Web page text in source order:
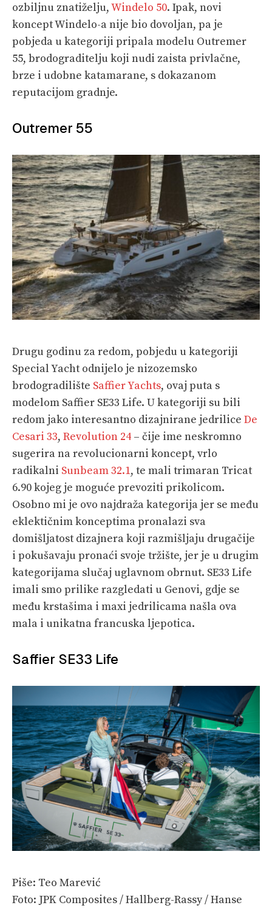
ozbiljnu znatiželju,Windelo 50. Ipak, novi
koncept Windelo-a nije bio dovoljan, pa je
pobjeda u kategoriji pripala modelu Outremer
55, brodograditelju koji nudi zaista privlačne,
brze i udobne katamarane, s dokazanom
reputacijom gradnje.
Outremer 55
Drugu godinu za redom, pobjedu u kategoriji
Special Yacht odnijelo je nizozemsko
brodogradilište Saffier Yachts, ovaj puta s
modelom Saffier SE33 Life. U kategoriji su bili
redom jako interesantno dizajnirane jedrilice De
Cesari 33, Revolution 24 – čije ime neskromno
sugerira na revolucionarni koncept, vrlo
radikalni Sunbeam 32.1, te mali trimaran Tricat
6.90 kojeg je moguće prevoziti prikolicom.
Osobno mi je ovo najdraža kategorija jer se među
eklektičnim konceptima pronalazi sva
domišljatost dizajnera koji razmišljaju drugačije
i pokušavaju pronaći svoje tržište, jer je u drugim
kategorijama slučaj uglavnom obrnut. SE33 Life
imali smo prilike razgledati u Genovi, gdje se
među krstašima i maxi jedrilicama našla ova
mala i unikatna francuska ljepotica.
Saffier SE33 Life
Piše: Teo Marević
Foto: JPK Composites / Hallberg-Rassy / Hanse